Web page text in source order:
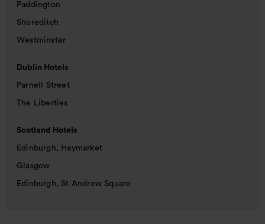
Paddington
Shoreditch
Westminster
Dublin Hotels
Parnell Street
The Liberties
Scotland Hotels
Edinburgh, Haymarket
Glasgow
Edinburgh, St Andrew Square